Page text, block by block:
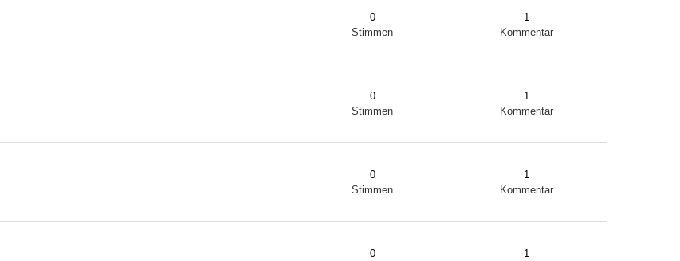
0
Stimmen
1
Kommentar
0
Stimmen
1
Kommentar
0
Stimmen
1
Kommentar
0
1